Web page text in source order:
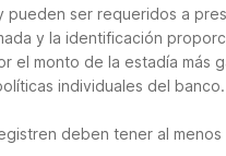
pueden ser requeridos a
y la identificación
el monto de la estadía más
individuales del
deben tener al